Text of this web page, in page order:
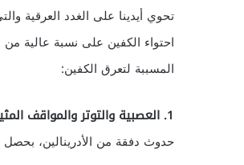
تحوي أيدينا على الغدد العرقية
احتواء الكفين على نسبة عالية
المسببة لتعرق الكفين:
1. العصبية والتوتر والمواقف المثيرة للقلق :
حدوث دفقة من الأدرينالين،